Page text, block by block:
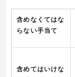
含めなくてはな
らない手当て
含めてはいけな